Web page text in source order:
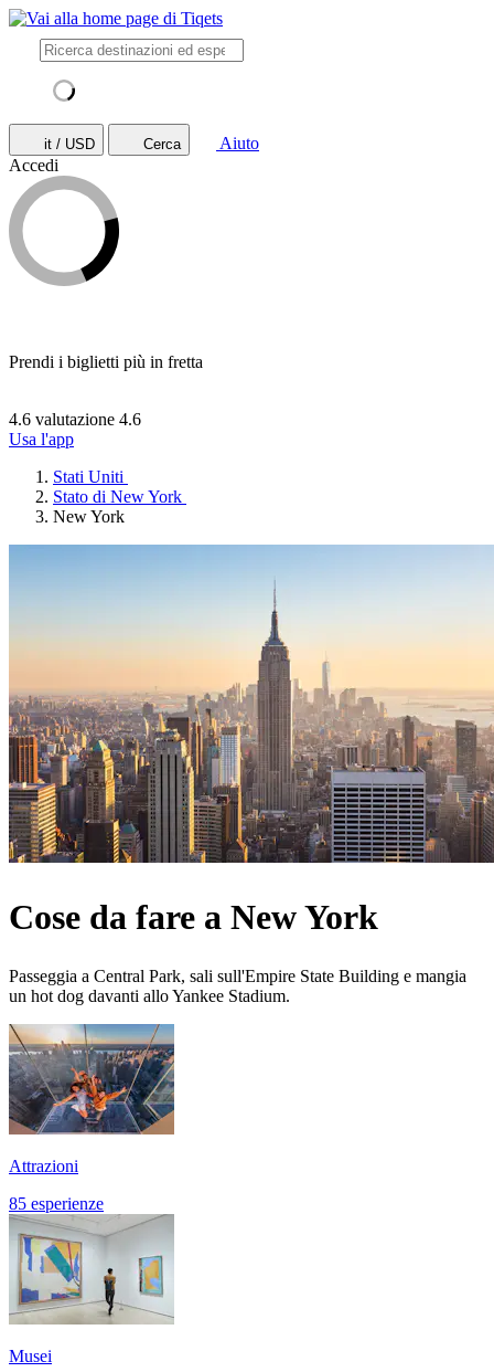
it / USD Cerca
Aiuto
Accedi
Prendi i biglietti più in fretta
4.6 valutazione 4.6
Usa l'app
Stati Uniti
Stato di New York
New York
Cose da fare a New York
Passeggia a Central Park, sali sull'Empire State Building e mangia
un hot dog davanti allo Yankee Stadium.
Attrazioni
85 esperienze
Musei